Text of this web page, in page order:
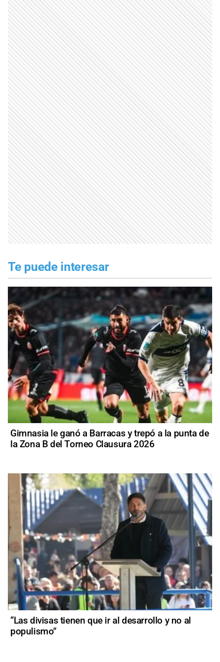
Te puede interesar
Gimnasia le ganó a Barracas y trepó a la punta de
la Zona B del Torneo Clausura 2026
“Las divisas tienen que ir al desarrollo y no al
populismo”